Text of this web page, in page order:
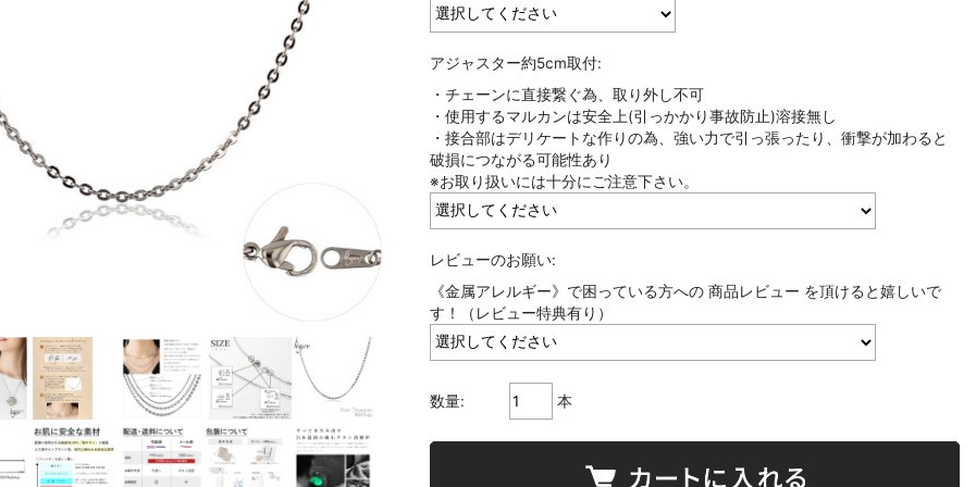
アジャスター約5cm取付:
・チェーンに直接繋ぐ為、取り外し不可
・使用するマルカンは安全上(引っかかり事故防止)溶接無し
・接合部はデリケートな作りの為、強い力で引っ張ったり、衝撃が加わると
破損につながる可能性あり
※お取り扱いには十分にご注意下さい。
レビューのお願い:
《金属アレルギー》で困っている方への 商品レビュー を頂けると嬉しいで
す！（レビュー特典有り）
数量: 本